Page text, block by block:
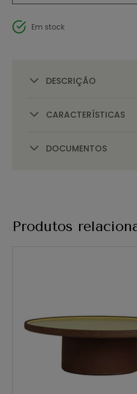
Em stock
DESCRIÇÃO
CARACTERÍSTICAS
DOCUMENTOS
Produtos